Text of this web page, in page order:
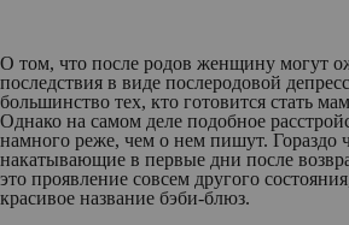
О том, что после родов женщину могут
последствия в виде послеродовой
большинство тех, кто готовится стать
Однако на самом деле подобное
намного реже, чем о нем пишут. Гораздо
накатывающие в первые дни после
это проявление совсем другого
красивое название бэби-блюз.